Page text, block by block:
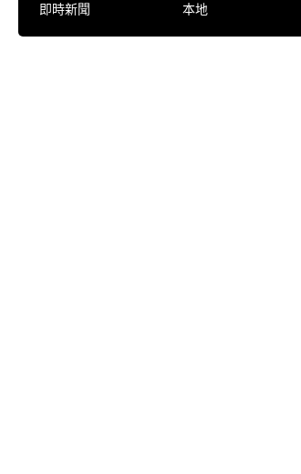
即時新聞 本地